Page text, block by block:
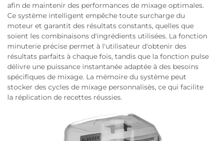
afin de maintenir des performances de mixage optimales.
Ce système intelligent empêche toute surcharge du
moteur et garantit des résultats constants, quelles que
soient les combinaisons d'ingrédients utilisées. La fonction
minuterie précise permet à l'utilisateur d'obtenir des
résultats parfaits à chaque fois, tandis que la fonction pulse
délivre une puissance instantanée adaptée à des besoins
spécifiques de mixage. La mémoire du système peut
stocker des cycles de mixage personnalisés, ce qui facilite
la réplication de recettes réussies.